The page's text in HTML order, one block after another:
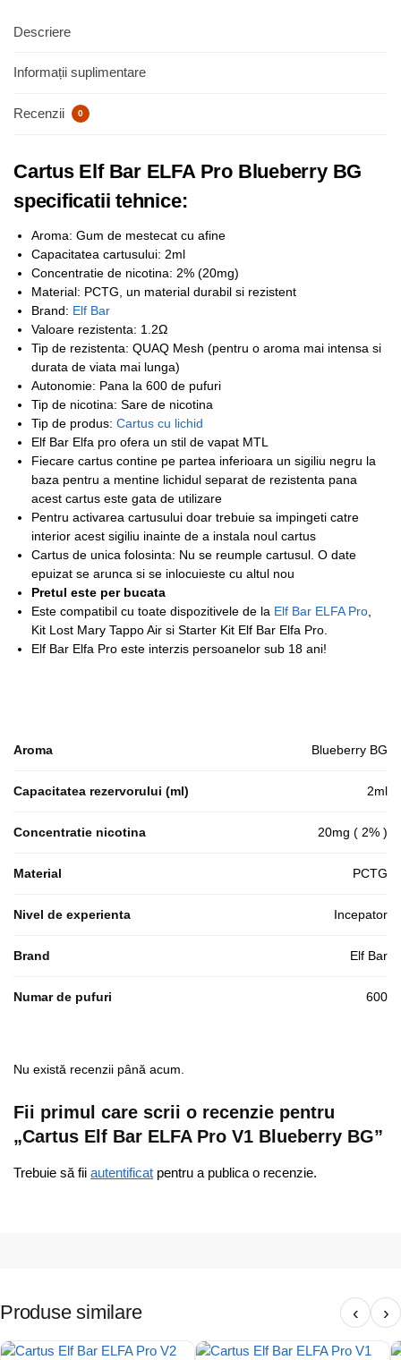
Descriere
Informații suplimentare
Recenzii 0
Cartus Elf Bar ELFA Pro Blueberry BG
specificatii tehnice:
Aroma: Gum de mestecat cu afine
Capacitatea cartusului: 2ml
Concentratie de nicotina: 2% (20mg)
Material: PCTG, un material durabil si rezistent
Brand: Elf Bar
Valoare rezistenta: 1.2Ω
Tip de rezistenta: QUAQ Mesh (pentru o aroma mai intensa si
durata de viata mai lunga)
Autonomie: Pana la 600 de pufuri
Tip de nicotina: Sare de nicotina
Tip de produs: Cartus cu lichid
Elf Bar Elfa pro ofera un stil de vapat MTL
Fiecare cartus contine pe partea inferioara un sigiliu negru la
baza pentru a mentine lichidul separat de rezistenta pana
acest cartus este gata de utilizare
Pentru activarea cartusului doar trebuie sa impingeti catre
interior acest sigiliu inainte de a instala noul cartus
Cartus de unica folosinta: Nu se reumple cartusul. O date
epuizat se arunca si se inlocuieste cu altul nou
Pretul este per bucata
Este compatibil cu toate dispozitivele de la Elf Bar ELFA Pro
Kit Lost Mary Tappo Air si Starter Kit Elf Bar Elfa Pro.
Elf Bar Elfa Pro este interzis persoanelor sub 18 ani!
Aroma Blueberry BG
Capacitatea rezervorului (ml) 2ml
Concentratie nicotina 20mg ( 2% )
Material PCTG
Nivel de experienta Incepator
Brand Elf Bar
Numar de pufuri 600
Nu există recenzii până acum.
Fii primul care scrii o recenzie pentru
„Cartus Elf Bar ELFA Pro V1 Blueberry BG”
Trebuie să fii autentificat pentru a publica o recenzie.
Produse similare ‹ ›